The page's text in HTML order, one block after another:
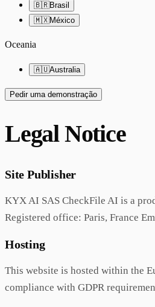
🇧🇷Brasil
🇲🇽México
Oceania
🇦🇺Australia
Pedir uma demonstração
Legal Notice
Site Publisher
KYX AI SAS CheckFile AI is a
Registered office: Paris, France
Hosting
This website is hosted within the
compliance with GDPR